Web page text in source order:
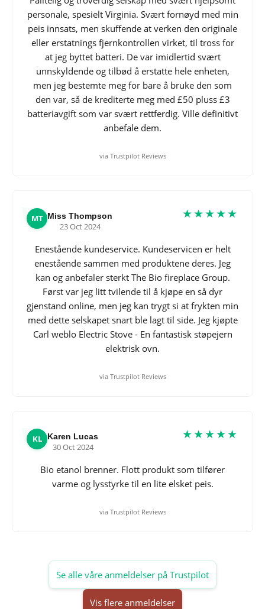
personale, spesielt Virginia. Svært fornøyd med min
peis innsats, men skuffende at verken den originale
eller erstatnings fjernkontrollen virket, til tross for
at jeg byttet batteri. De var imidlertid svært
unnskyldende og tilbød å erstatte hele enheten,
men jeg bestemte meg for bare å bruke den som
den var, så de krediterte meg med £50 pluss £3
batteriavgift som var svært rettferdig. Ville definitivt
anbefale dem.
via Trustpilot Reviews
MT Miss Thompson
23 Oct 2024
★★★★★
Enestående kundeservice. Kundeservicen er helt
enestående sammen med produktene deres. Jeg
kan og anbefaler sterkt The Bio fireplace Group.
Først var jeg litt tvilende til å kjøpe en så dyr
gjenstand online, men jeg kan trygt si at frykten min
med dette selskapet snart ble lagt til side. Jeg kjøpte
Carl weblo Electric Stove - En fantastisk støpejern
elektrisk ovn.
via Trustpilot Reviews
KL Karen Lucas
30 Oct 2024
★★★★★
Bio etanol brenner. Flott produkt som tilfører
varme og lysstyrke til en lite elsket peis.
via Trustpilot Reviews
Se alle våre anmeldelser på Trustpilot
Vis flere anmeldelser